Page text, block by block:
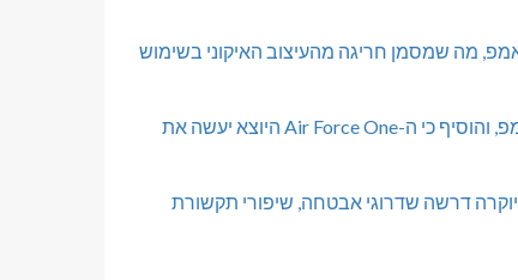
מה שמסמן חריגה מהעיצוב האיקוני בשימוש
"כולם כל כך נרגשים וחשבנו שהם צריכים להיות הראשונים", כתב טראמפ, והוסיף כי ה-Air Force One היוצא יעשה את
דרשה שדרוגי אבטחה, שיפורי תקשורת